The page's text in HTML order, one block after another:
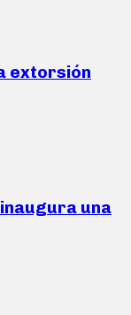
extorsión
inaugura una